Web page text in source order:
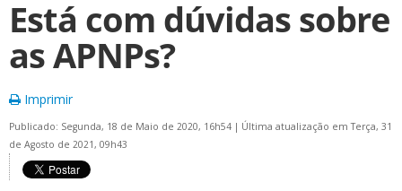
Está com dúvidas sobre
as APNPs?
Imprimir
Publicado: Segunda, 18 de Maio de 2020, 16h54 | Última atualização em Terça, 31
de Agosto de 2021, 09h43